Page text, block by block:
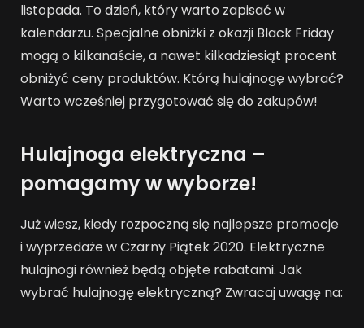
listopada. To dzień, który warto zapisać w
kalendarzu. Specjalne obniżki z okazji Black Friday
mogą o kilkanaście, a nawet kilkadziesiąt procent
obniżyć ceny produktów. Którą hulajnogę wybrać?
Warto wcześniej przygotować się do zakupów!
Hulajnoga elektryczna –
pomagamy w wyborze!
Już wiesz, kiedy rozpoczną się najlepsze promocje
i wyprzedaże w Czarny Piątek 2020. Elektryczne
hulajnogi również będą objęte rabatami. Jak
wybrać hulajnogę elektryczną? Zwracaj uwagę na: